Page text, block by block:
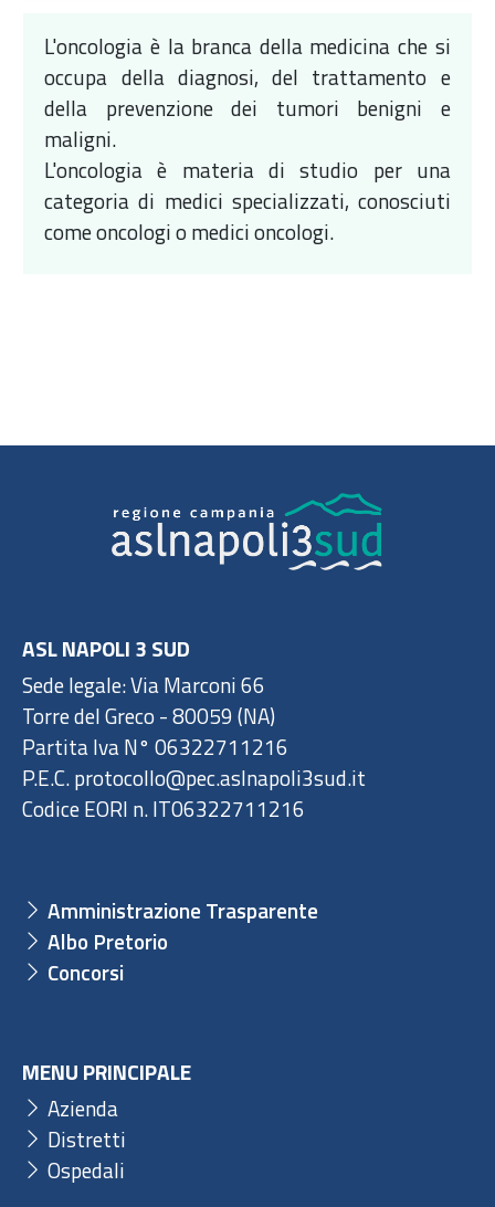
L'oncologia è la branca della medicina che si
occupa della diagnosi, del trattamento e
della prevenzione dei tumori benigni e
maligni.
L'oncologia è materia di studio per una
categoria di medici specializzati, conosciuti
come oncologi o medici oncologi.
ASL NAPOLI 3 SUD
Sede legale: Via Marconi 66
Torre del Greco - 80059 (NA)
Partita Iva N° 06322711216
P.E.C. protocollo@pec.aslnapoli3sud.it
Codice EORI n. IT06322711216
Amministrazione Trasparente
Albo Pretorio
Concorsi
MENU PRINCIPALE
Azienda
Distretti
Ospedali